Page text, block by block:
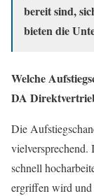
bereit sind,
bieten die
Welche
DA
Die
vielversprechend.
schnell
ergriffen wird und